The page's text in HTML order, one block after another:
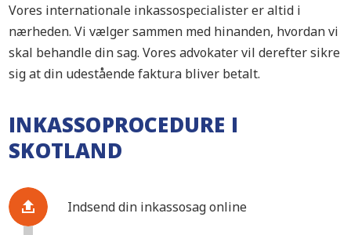
Vores internationale inkassospecialister er altid i
nærheden. Vi vælger sammen med hinanden, hvordan vi
skal behandle din sag. Vores advokater vil derefter sikre
sig at din udestående faktura bliver betalt.
INKASSOPROCEDURE I
SKOTLAND
Indsend din inkassosag online